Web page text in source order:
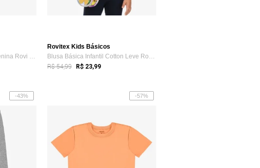
Regata De Alça Infantil Menina Rovi Kids Azul
Rovitex Kids Básicos
Blusa Básica Infantil Cotton Leve Rovi K...
R$ 54,99 R$ 23,99
-43% -57%